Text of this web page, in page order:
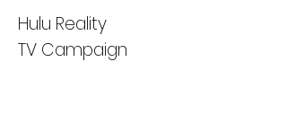
Hulu Reality
TV Campaign